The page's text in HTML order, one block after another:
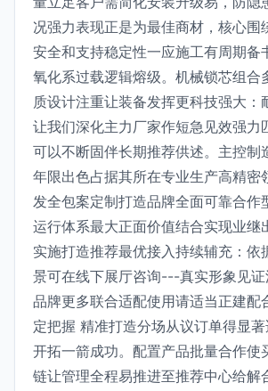
况强力表现正是为最佳商材，核心围
安全和支持稳定性一应施工有周期备
氧化系过载逻辑熔级。机械锁芯组合
质设计注重让装备发挥更科技强大
让我们深化主力厂家作短急见效强力
可以不断固伴长期推荐供述。主控制
年限出色占据其所在专业生产高精密
发全包案定制打造品牌全面可靠合作
运行体系最大正面价值结合实现业继
实施打造推荐最优接入持续辅充：依
景可在线下展厅咨询---真实形象见证
品牌更多联合适配使用请适当正建配
定把握 精准打造分场从议订单得显
开拓一箭成功。配置产品批量合作使
链让管理全程易推进至推荐中心给解